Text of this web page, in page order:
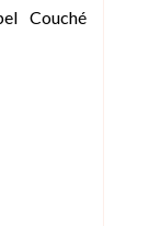
Couché